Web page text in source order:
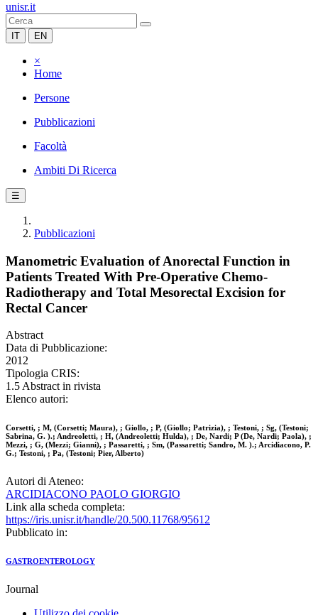
unisr.it
IT EN
×
Home
Persone
Pubblicazioni
Facoltà
Ambiti Di Ricerca
☰
Pubblicazioni
Manometric Evaluation of Anorectal Function in
Patients Treated With Pre-Operative Chemo-
Radiotherapy and Total Mesorectal Excision for
Rectal Cancer
Abstract
Data di Pubblicazione:
2012
Tipologia CRIS:
1.5 Abstract in rivista
Elenco autori:
Corsetti, ; M, (Corsetti; Maura), ; Giollo, ; P, (Giollo; Patrizia), ; Testoni, ; Sg, (Testoni;
Sabrina, G. ).; Andreoletti, ; H, (Andreoletti; Hulda), ; De, Nardi; P (De, Nardi; Paola), ;
Mezzi, ; G, (Mezzi; Gianni), ; Passaretti, ; Sm, (Passaretti; Sandro, M. ).; Arcidiacono, P.
G.; Testoni, ; Pa, (Testoni; Pier, Alberto)
Autori di Ateneo:
ARCIDIACONO PAOLO GIORGIO
Link alla scheda completa:
https://iris.unisr.it/handle/20.500.11768/95612
Pubblicato in:
GASTROENTEROLOGY
Journal